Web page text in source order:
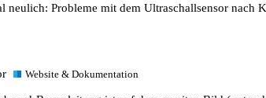
neulich: Probleme mit dem Ultraschallsensor nach
Website & Dokumentation